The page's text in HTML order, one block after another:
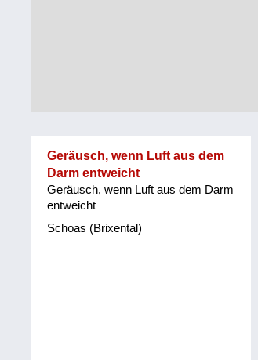
Geräusch, wenn Luft aus dem
Darm entweicht
Geräusch, wenn Luft aus dem Darm
entweicht
Schoas (Brixental)